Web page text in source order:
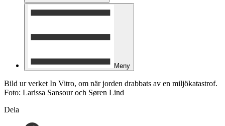
Meny
Bild ur verket In Vitro, om när jorden drabbats av en miljökatastrof.
Foto: Larissa Sansour och Søren Lind
Dela